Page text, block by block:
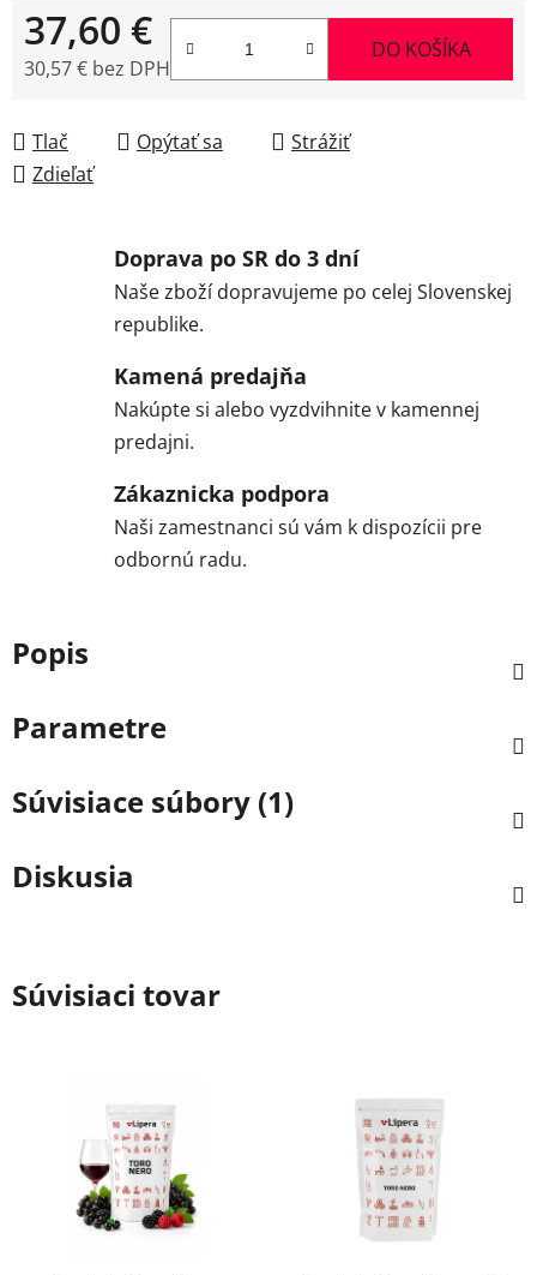
37,60 €
30,57 € bez DPH
DO KOŠÍKA
Tlač Opýtať sa
Strážiť
Zdieľať
Doprava po SR do 3 dní
Naše zboží dopravujeme po celej Slovenskej
republike.
Kamená predajňa
Nakúpte si alebo vyzdvihnite v kamennej
predajni.
Zákaznicka podpora
Naši zamestnanci sú vám k dispozícii pre
odbornú radu.
Popis
Parametre
Súvisiace súbory (1)
Diskusia
Súvisiaci tovar